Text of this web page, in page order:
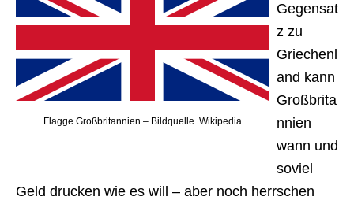
Flagge Großbritannien – Bildquelle. Wikipedia
Gegensat
z zu
Griechenl
and kann
Großbrita
nnien
wann und
soviel
Geld drucken wie es will – aber noch herrschen